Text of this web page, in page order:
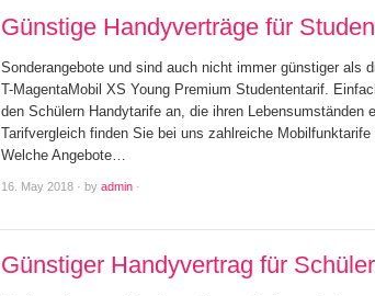
Günstige Handyverträge für
Sonderangebote und sind auch nicht immer günstiger als
T-MagentaMobil XS Young Premium Studententarif.
den Schülern Handytarife an, die ihren Lebensumständen
Tarifvergleich finden Sie bei uns zahlreiche Mobilfunktarife
Welche Angebote…
16. May 2018 · by admin ·
Günstiger Handyvertrag für Schüler